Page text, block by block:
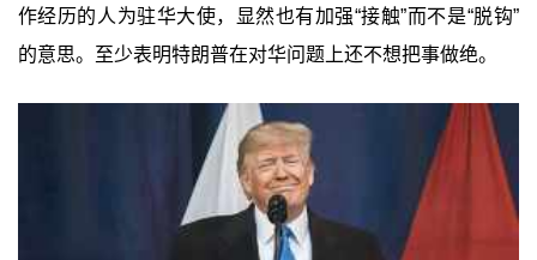
作经历的人为驻华大使，显然也有加强“接触”而不是“脱钩”
的意思。至少表明特朗普在对华问题上还不想把事做绝。